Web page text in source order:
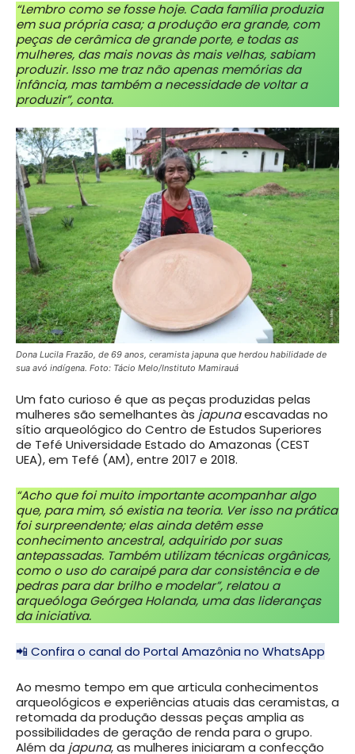
“Lembro como se fosse hoje. Cada família produzia
em sua própria casa; a produção era grande, com
peças de cerâmica de grande porte, e todas as
mulheres, das mais novas às mais velhas, sabiam
produzir. Isso me traz não apenas memórias da
infância, mas também a necessidade de voltar a
produzir”, conta.
Dona Lucila Frazão, de 69 anos, ceramista japuna que herdou habilidade de
sua avó indígena. Foto: Tácio Melo/Instituto Mamirauá
Um fato curioso é que as peças produzidas pelas
mulheres são semelhantes às japunaescavadas no
sítio arqueológico do Centro de Estudos Superiores
de Tefé Universidade Estado do Amazonas (CEST
UEA), em Tefé (AM), entre 2017 e 2018.
“Acho que foi muito importante acompanhar algo
que, para mim, só existia na teoria. Ver isso na prática
foi surpreendente; elas ainda detêm esse
conhecimento ancestral, adquirido por suas
antepassadas. Também utilizam técnicas orgânicas,
como o uso do caraipé para dar consistência e de
pedras para dar brilho e modelar”, relatou a
arqueóloga Geórgea Holanda, uma das lideranças
da iniciativa.
📲 Confira o canal do Portal Amazônia no WhatsApp
Ao mesmo tempo em que articula conhecimentos
arqueológicos e experiências atuais das ceramistas, a
retomada da produção dessas peças amplia as
possibilidades de geração de renda para o grupo.
Além da japuna, as mulheres iniciaram a confecção